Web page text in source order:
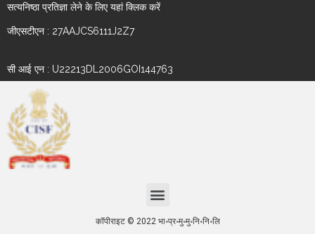
सत्यनिष्ठा प्रतिज्ञा लेने के लिए यहां क्लिक करें
जीएसटीएन : 27AAJCS6111J2Z7
सी आई एन : U22213DL2006GOI144763
कॉपीराइट © 2022 भा॰प्र॰मु॰मु॰नि॰नि॰लि